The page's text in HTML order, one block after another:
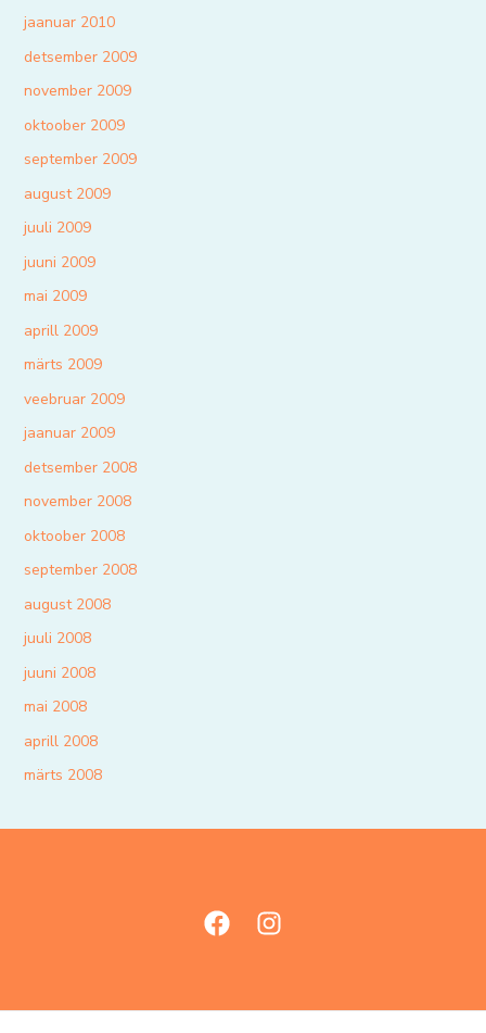
jaanuar 2010
detsember 2009
november 2009
oktoober 2009
september 2009
august 2009
juuli 2009
juuni 2009
mai 2009
aprill 2009
märts 2009
veebruar 2009
jaanuar 2009
detsember 2008
november 2008
oktoober 2008
september 2008
august 2008
juuli 2008
juuni 2008
mai 2008
aprill 2008
märts 2008